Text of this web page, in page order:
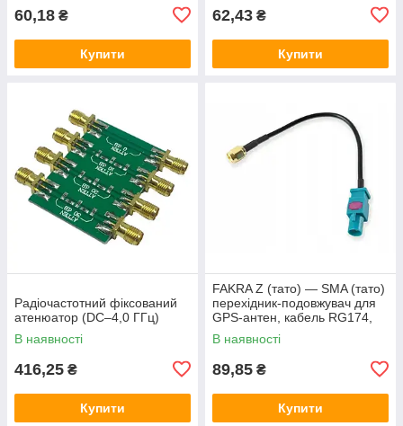
60,18 ₴
Купити
62,43 ₴
Купити
Радіочастотний фіксований
атенюатор (DC–4,0 ГГц)
В наявності
416,25 ₴
Купити
FAKRA Z (тато) — SMA (тато)
перехідник-подовжувач для
GPS-антен, кабель RG174,
15 см
В наявності
89,85 ₴
Купити